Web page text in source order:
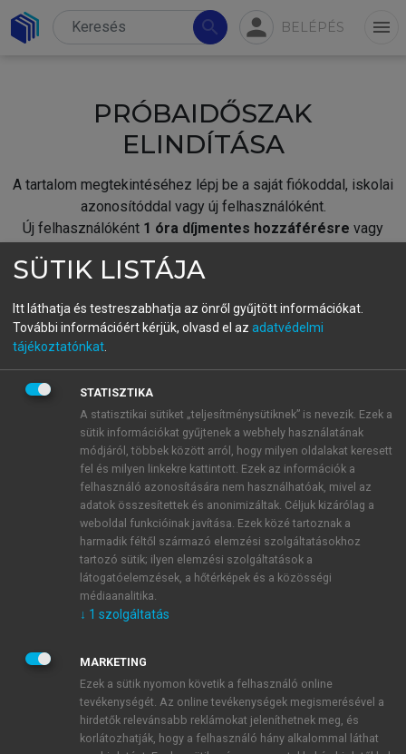
search person BELÉPÉS menu
PRÓBAIDŐSZAK
ELINDÍTÁSA
A tartalom megtekintéséhez lépj be a saját fiókoddal, iskolai
azonosítóddal vagy új felhasználóként.
Új felhasználóként 1 óra díjmentes hozzáférésre vagy
fiókoddal,vagy hozz létre új fiókot.
A regisztráció után apróbaidőszakautomatikusan
BELÉPÉS SAJÁT FIÓKKAL
ÚJ FIÓK LÉTREHOZÁSA
1 óra díjmentes hozzáférés
E-MAIL-CÍM
JELSZÓ
JELSZÓ ÚJRA
SÜTIK LISTÁJA
Itt láthatja és testreszabhatja az önről gyűjtött információkat.
További információért kérjük, olvasd el az adatvédelmi
tájékoztatónkat
STATISZTIKA
A statisztikai sütiket „teljesítménysütiknek” is nevezik. Ezek a
sütik információkat gyűjtenek a webhely használatának
módjáról, többek között arról, hogy milyen oldalakat keresett
fel és milyen linkekre kattintott. Ezek az információk a
felhasználó azonosítására nem használhatóak, mivel az
adatok összesítettek és anonimizáltak. Céljuk kizárólag a
weboldal funkcióinak javítása. Ezek közé tartoznak a
harmadik féltől származó elemzési szolgáltatásokhoz
tartozó sütik; ilyen elemzési szolgáltatások a
látogatóelemzések, a hőtérképek és a közösségi
médiaanalitika.
↓ 1 szolgáltatás
MARKETING
Ezek a sütik nyomon követik a felhasználó online
tevékenységét. Az online tevékenységek megismerésével a
hirdetők relevánsabb reklámokat jeleníthetnek meg, és
korlátozhatják, hogy a felhasználó hány alkalommal láthat